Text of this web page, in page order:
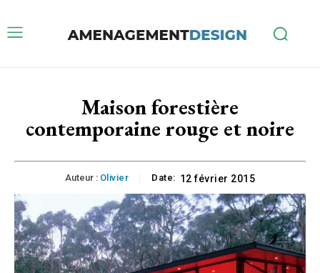
Maison forestière
contemporaine rouge et noire
Auteur : Olivier Date: 12 février 2015